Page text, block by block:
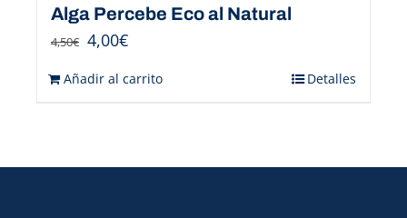
Alga Percebe Eco al Natural
4,50€ 4,00€
Añadir al carrito Detalles